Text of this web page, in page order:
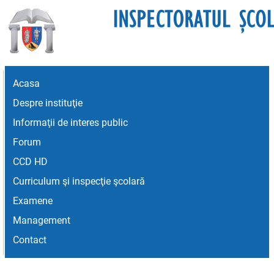
Acasa
Despre instituţie
Informaţii de interes public
Forum
CCD HD
Curriculum şi inspecţie şcolară
Examene
Management
Contact